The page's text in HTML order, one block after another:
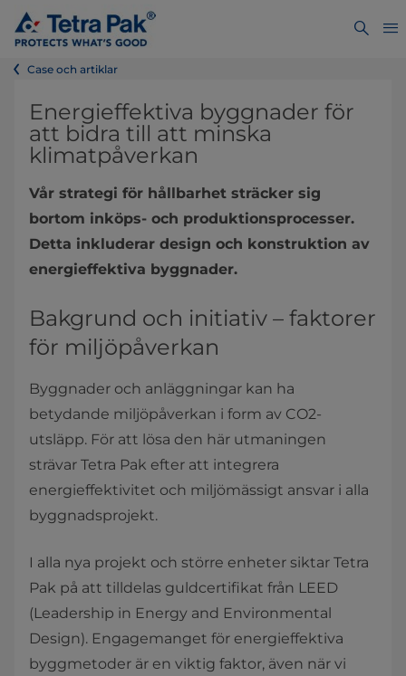
Case och artiklar
Energieffektiva byggnader för
att bidra till att minska
klimatpåverkan
Vår strategi för hållbarhet sträcker sig
bortom inköps- och produktionsprocesser.
Detta inkluderar design och konstruktion av
energieffektiva byggnader.
Bakgrund och initiativ – faktorer
för miljöpåverkan
Byggnader och anläggningar kan ha
betydande miljöpåverkan i form av CO2-
utsläpp. För att lösa den här utmaningen
strävar Tetra Pak efter att integrera
energieffektivitet och miljömässigt ansvar i alla
byggnadsprojekt.
I alla nya projekt och större enheter siktar Tetra
Pak på att tilldelas guldcertifikat från LEED
(Leadership in Energy and Environmental
Design). Engagemanget för energieffektiva
byggmetoder är en viktig faktor, även när vi